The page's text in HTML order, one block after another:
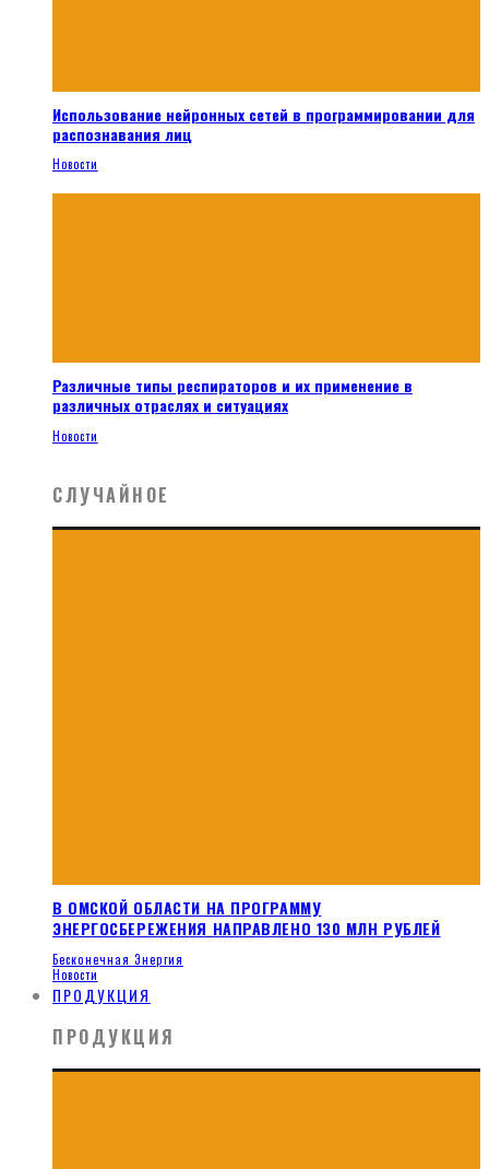
Использование нейронных сетей в программировании для
распознавания лиц
Новости
Различные типы респираторов и их применение в
различных отраслях и ситуациях
Новости
СЛУЧАЙНОЕ
В ОМСКОЙ ОБЛАСТИ НА ПРОГРАММУ
ЭНЕРГОСБЕРЕЖЕНИЯ НАПРАВЛЕНО 130 МЛН РУБЛЕЙ
Бесконечная Энергия
Новости
ПРОДУКЦИЯ
ПРОДУКЦИЯ